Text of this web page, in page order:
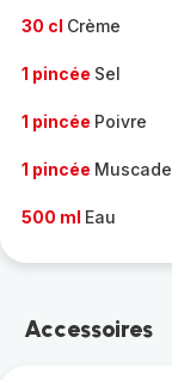
30 cl Crème
1 pincée Sel
1 pincée Poivre
1 pincée Muscade
500 ml Eau
Accessoires